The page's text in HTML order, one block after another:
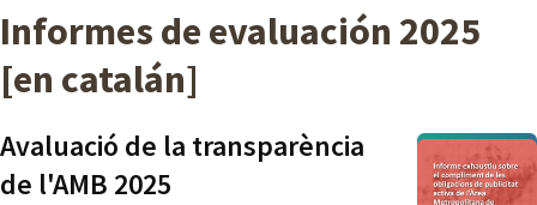
Informes de evaluación 2025
[en catalán]
Avaluació de la transparència
de l'AMB 2025